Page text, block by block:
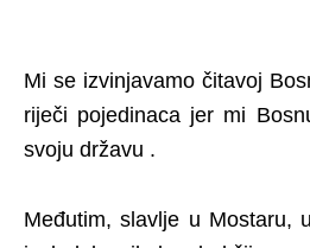
Mi se izvinjavamo čitavoj
riječi pojedinaca jer mi
svoju državu .
Međutim, slavlje u Mostaru,